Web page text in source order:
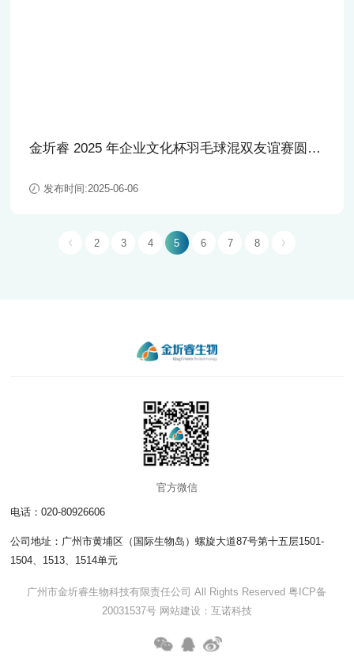
金圻睿 2025 年企业文化杯羽毛球混双友谊赛圆满
发布时间:2025-06-06
2 3 4 5 6 7 8
电话：020-80926606
公司地址：广州市黄埔区（国际生物岛）螺旋大道87号第十五层1501-
1504、1513、1514单元
广州市金圻睿生物科技有限责任公司 All Rights Reserved粤ICP备
20031537号 网站建设 ： 互诺科技
官方微信